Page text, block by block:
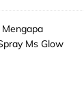
Mengapa
Ms Glow